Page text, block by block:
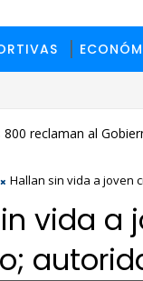
reclaman al
Hallan sin vida a joven
vida a